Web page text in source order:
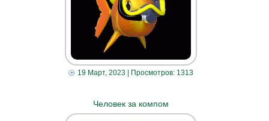
19 Март, 2023 | Просмотров: 1313
Человек за компом